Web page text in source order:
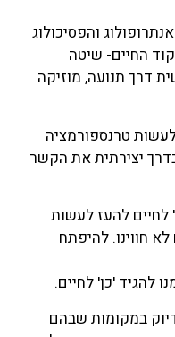
ב-1960 על ידי האנתרופולוג והפסיכולוג
החיים- שיטה
דרך תנועה, מוזיקה
טרנספורמציה
יצירתית את הקשר
לחיים להעז לעשות
חווינו. להיפתח
להגיד 'כן' לחיים.
במקומות שבהם